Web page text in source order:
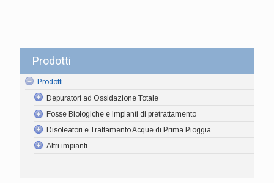
Prodotti
Prodotti
Depuratori ad Ossidazione Totale
Fosse Biologiche e Impianti di pretrattamento
Disoleatori e Trattamento Acque di Prima Pioggia
Altri impianti